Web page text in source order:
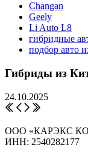
Changan
Geely
Li Auto L8
гибридные
подбор авто
Гибриды из
24.10.2025
ООО «КАРЭКС
ИНН: 2540282177